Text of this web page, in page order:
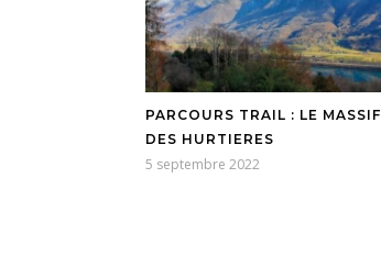
PARCOURS TRAIL : LE MASSIF
DES HURTIERES
5 septembre 2022